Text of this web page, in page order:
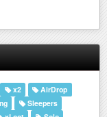
x2
AirDrop
Sleepers